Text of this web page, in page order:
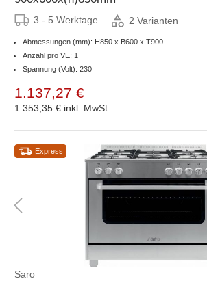
3 - 5 Werktage 2 Varianten
Abmessungen (mm): H850 x B600 x T900
Anzahl pro VE: 1
Spannung (Volt): 230
1.137,27 €
1.353,35 € inkl. MwSt.
Express
Saro